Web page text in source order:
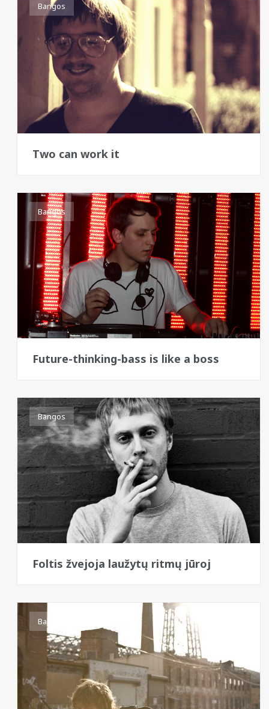
Bangos
Two can work it
Bangos
Future-thinking-bass is like a boss
Bangos
Foltis žvejoja laužytų ritmų jūroj
Bangos